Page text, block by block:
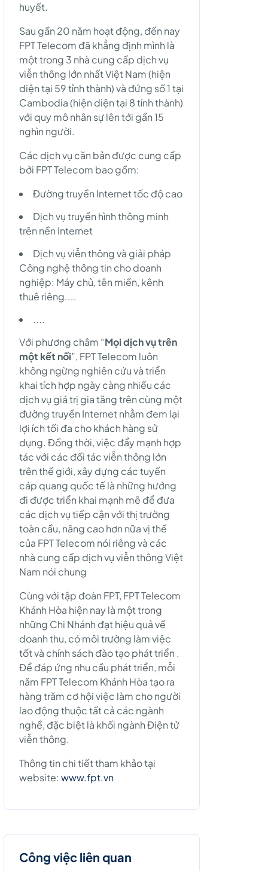
huyết.
Sau gần 20 năm hoạt động, đến nay
FPT Telecom đã khẳng định mình là
một trong 3 nhà cung cấp dịch vụ
viễn thông lớn nhất Việt Nam (hiện
diện tại 59 tỉnh thành) và đứng số 1 tại
Cambodia (hiện diện tại 8 tỉnh thành)
với quy mô nhân sự lên tới gần 15
nghìn người.
Các dịch vụ căn bản được cung cấp
bởi FPT Telecom bao gồm:
Đường truyền Internet tốc độ cao
Dịch vụ truyền hình thông minh
trên nền Internet
Dịch vụ viễn thông và giải pháp
Công nghệ thông tin cho doanh
nghiệp: Máy chủ, tên miền, kênh
thuê riêng....
....
Với phương châm “Mọi dịch vụ trên
một kết nối”, FPT Telecom luôn
không ngừng nghiên cứu và triển
khai tích hợp ngày càng nhiều các
dịch vụ giá trị gia tăng trên cùng một
đường truyền Internet nhằm đem lại
lợi ích tối đa cho khách hàng sử
dụng. Đồng thời, việc đẩy mạnh hợp
tác với các đối tác viễn thông lớn
trên thế giới, xây dựng các tuyến
cáp quang quốc tế là những hướng
đi được triển khai mạnh mẽ để đưa
các dịch vụ tiếp cận với thị trường
toàn cầu, nâng cao hơn nữa vị thế
của FPT Telecom nói riêng và các
nhà cung cấp dịch vụ viễn thông Việt
Nam nói chung
Cùng với tập đoàn FPT, FPT Telecom
Khánh Hòa hiện nay là một trong
những Chi Nhánh đạt hiệu quả về
doanh thu, có môi trường làm việc
tốt và chính sách đào tạo phát triển .
Để đáp ứng nhu cầu phát triển, mỗi
năm FPT Telecom Khánh Hòa tạo ra
hàng trăm cơ hội việc làm cho người
lao động thuộc tất cả các ngành
nghề, đặc biệt là khối ngành Điện tử
viễn thông.
Thông tin chi tiết tham khảo tại
website: www.fpt.vn
Công việc liên quan